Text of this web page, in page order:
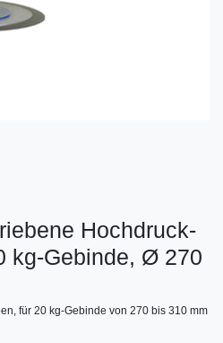
Hochdruck-
kg-Gebinde, Ø 270
für 20 kg-Gebinde von 270 bis 310 mm